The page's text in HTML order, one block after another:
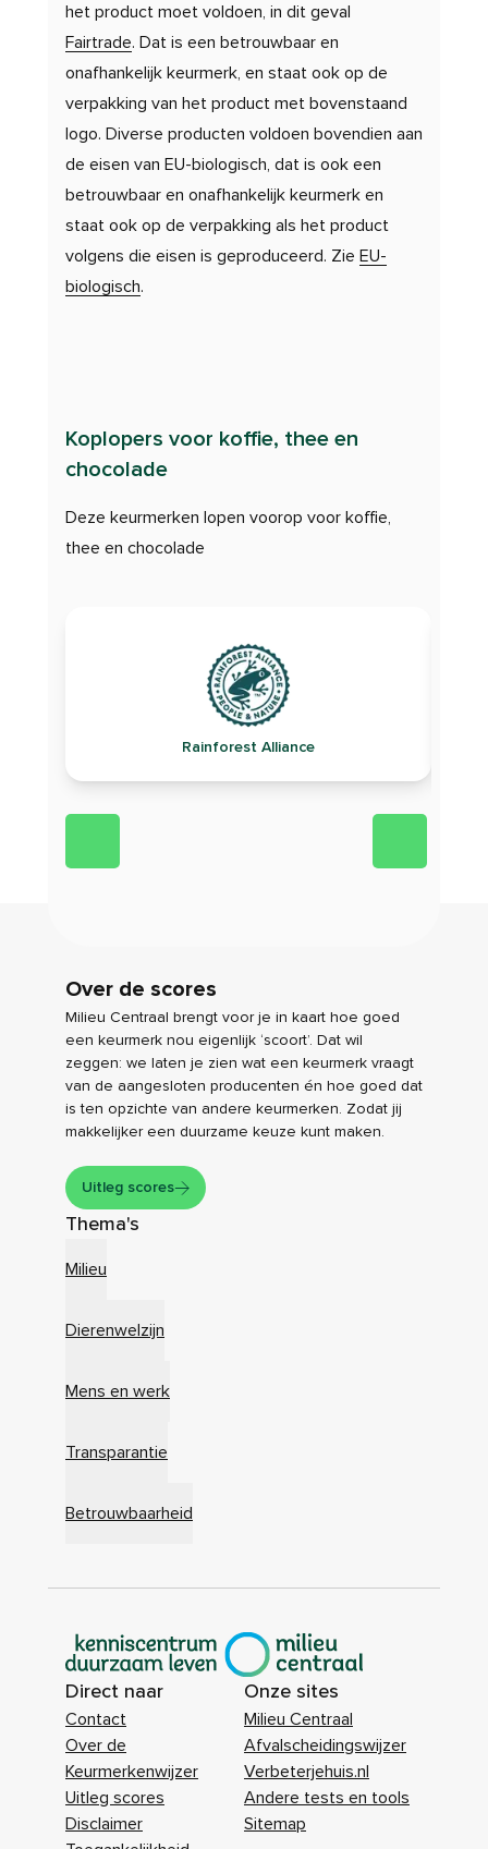
het product moet voldoen, in dit geval
Fairtrade. Dat is een betrouwbaar en
onafhankelijk keurmerk, en staat ook op de
verpakking van het product met bovenstaand
logo. Diverse producten voldoen bovendien aan
de eisen van EU-biologisch, dat is ook een
betrouwbaar en onafhankelijk keurmerk en
staat ook op de verpakking als het product
volgens die eisen is geproduceerd. Zie EU-
biologisch.
Koplopers voor koffie, thee en
chocolade
Deze keurmerken lopen voorop voor koffie,
thee en chocolade
Rainforest Alliance
Over de scores
Milieu Centraal brengt voor je in kaart hoe goed
een keurmerk nou eigenlijk ‘scoort’. Dat wil
zeggen: we laten je zien wat een keurmerk vraagt
van de aangesloten producenten én hoe goed dat
is ten opzichte van andere keurmerken. Zodat jij
makkelijker een duurzame keuze kunt maken.
Uitleg scores
Thema's
Milieu
Dierenwelzijn
Mens en werk
Transparantie
Betrouwbaarheid
|
Direct naar
Contact
Over de
Keurmerkenwijzer
Uitleg scores
Disclaimer
Onze sites
Milieu Centraal
Afvalscheidingswijzer
Verbeterjehuis.nl
Andere tests en tools
Sitemap